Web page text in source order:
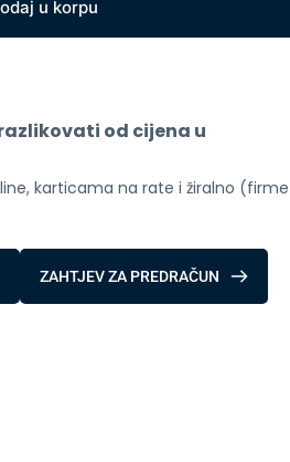
u korpu
od cijena u
karticama na rate i žiralno
ZAHTJEV ZA PREDRAČUN